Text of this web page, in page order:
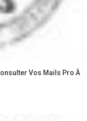
Vos Mails Pro À